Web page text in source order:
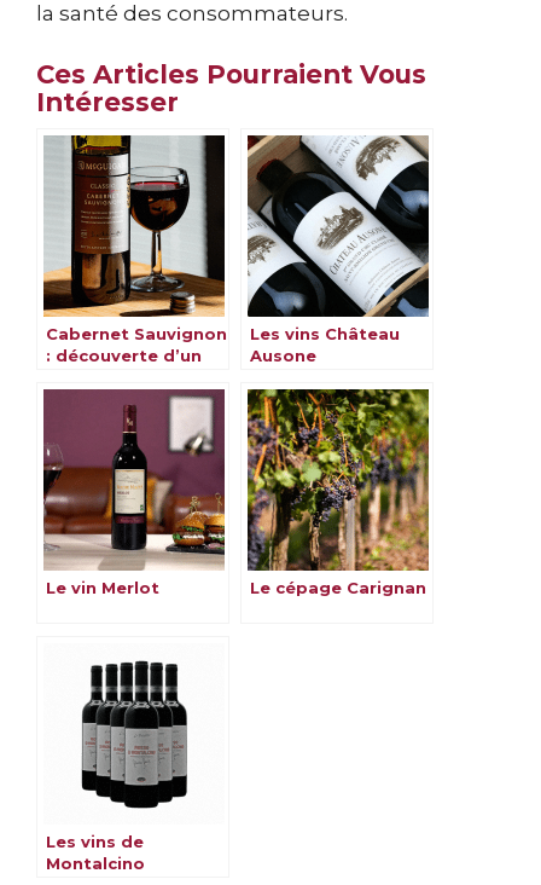
la santé des consommateurs.
Ces Articles Pourraient Vous
Intéresser
Cabernet Sauvignon
: découverte d’un
emblématique
Les vins Château
Ausone
Le vin Merlot Le cépage Carignan
Les vins de
Montalcino